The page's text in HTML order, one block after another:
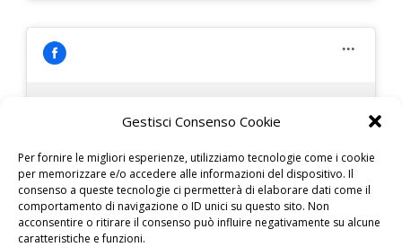
Gestisci Consenso Cookie
Per fornire le migliori esperienze, utilizziamo tecnologie come i cookie
per memorizzare e/o accedere alle informazioni del dispositivo. Il
consenso a queste tecnologie ci permetterà di elaborare dati come il
comportamento di navigazione o ID unici su questo sito. Non
acconsentire o ritirare il consenso può influire negativamente su alcune
caratteristiche e funzioni.
e abilitare questo contenuto